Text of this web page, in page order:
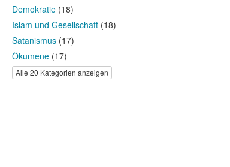
Demokratie(18)
Islam und Gesellschaft(18)
Satanismus(17)
Ökumene(17)
Alle 20 Kategorien anzeigen